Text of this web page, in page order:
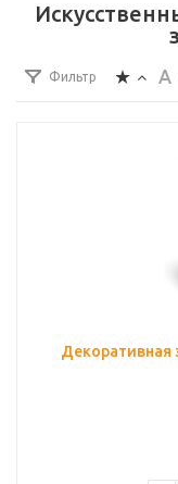
Фильтр
Декоративная